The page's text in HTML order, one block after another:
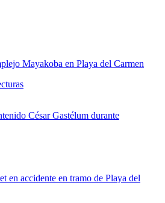
Mayakoba en Playa del Carmen
César Gastélum durante
en accidente en tramo de Playa del